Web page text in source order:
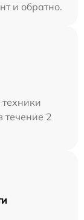
и обратно.
течение 2